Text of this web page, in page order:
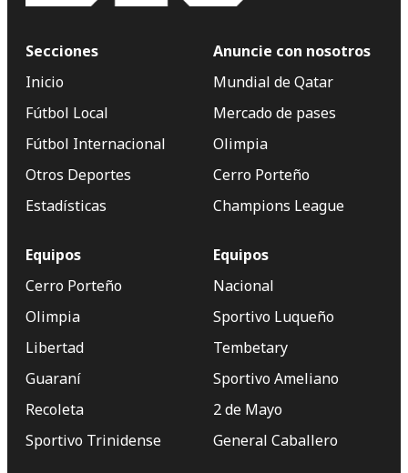
Secciones
Inicio
Fútbol Local
Fútbol Internacional
Otros Deportes
Estadísticas
Anuncie con nosotros
Mundial de Qatar
Mercado de pases
Olimpia
Cerro Porteño
Champions League
Equipos
Cerro Porteño
Olimpia
Libertad
Guaraní
Recoleta
Sportivo Trinidense
Equipos
Nacional
Sportivo Luqueño
Tembetary
Sportivo Ameliano
2 de Mayo
General Caballero